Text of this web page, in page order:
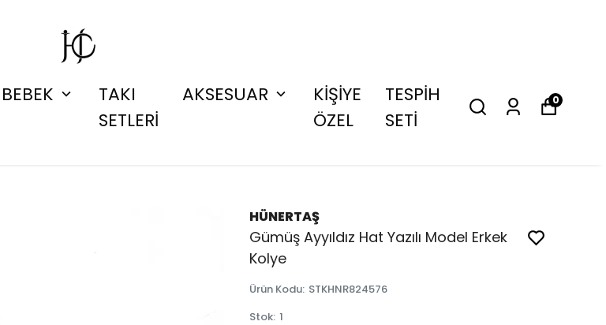
BEBEK
TAKI
SETLERİ
AKSESUAR
KİŞİYE
ÖZEL
TESPİH
SETİ
0
HÜNERTAŞ
Gümüş Ayyıldız Hat Yazılı Model Erkek
Kolye
Ürün Kodu: STKHNR824576
Stok: 1